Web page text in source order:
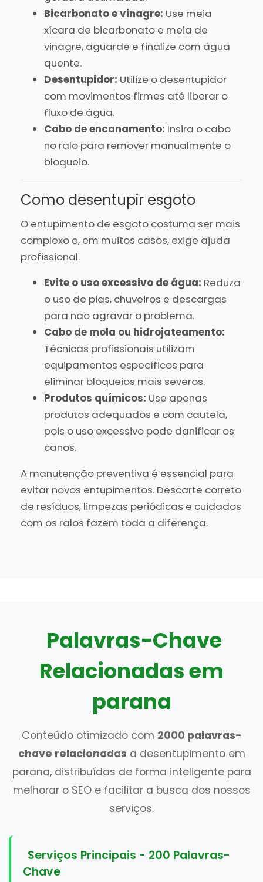
Bicarbonato e vinagre: Use meia
xícara de bicarbonato e meia de
vinagre, aguarde e finalize com água
quente.
Desentupidor: Utilize o desentupidor
com movimentos firmes até liberar o
fluxo de água.
Cabo de encanamento: Insira o cabo
no ralo para remover manualmente o
bloqueio.
Como desentupir esgoto
O entupimento de esgoto costuma ser mais
complexo e, em muitos casos, exige ajuda
profissional.
Evite o uso excessivo de água: Reduza
o uso de pias, chuveiros e descargas
para não agravar o problema.
Cabo de mola ou hidrojateamento:
Técnicas profissionais utilizam
equipamentos específicos para
eliminar bloqueios mais severos.
Produtos químicos: Use apenas
produtos adequados e com cautela,
pois o uso excessivo pode danificar os
canos.
A manutenção preventiva é essencial para
evitar novos entupimentos. Descarte correto
de resíduos, limpezas periódicas e cuidados
com os ralos fazem toda a diferença.
Palavras-Chave
Relacionadas em
parana
Conteúdo otimizado com 2000 palavras-
chave relacionadas a desentupimento em
parana, distribuídas de forma inteligente para
melhorar o SEO e facilitar a busca dos nossos
serviços.
Serviços Principais - 200 Palavras-
Chave